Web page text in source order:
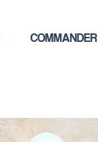
COMMANDER